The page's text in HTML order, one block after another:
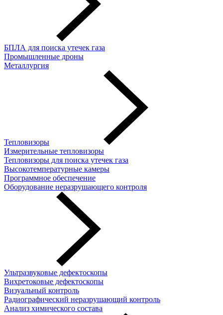
БПЛА для поиска утечек газа
Промышленные дроны
Металлургия
Тепловизоры
Измерительные тепловизоры
Тепловизоры для поиска утечек газа
Высокотемпературные камеры
Программное обеспечение
Оборудование неразрушающего контроля
Ультразвуковые дефектоскопы
Вихретоковые дефектоскопы
Визуальный контроль
Радиографический неразрушающий контроль
Анализ химического состава